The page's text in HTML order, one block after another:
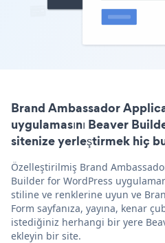
Brand Ambassador
uygulamasını Beaver
sitenize yerleştirmek hiç
Özelleştirilmiş Brand
Builder for WordPress
stiline ve renklerine uyun ve
Form sayfanıza, yayına, kenar
istediğiniz herhangi bir yere
ekleyin bir site.